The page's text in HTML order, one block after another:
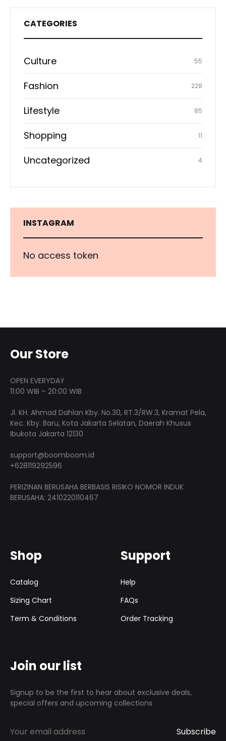
CATEGORIES
Culture 55
Fashion 228
Lifestyle 85
Shopping 11
Uncategorized 4
INSTAGRAM
No access token
Our Store
OPEN EVERYDAY
11:00 WIB – 20:00 WIB
Jl. KH. Ahmad Dahlan Kby. No.30, RT.3/RW.3, Kramat Pela,
Kec. Kby. Baru, Kota Jakarta Selatan, Daerah Khusus
Ibukota Jakarta 12130
support@boomboom.id
+628119292596
PERIZINAN BERUSAHA BERBASIS RISIKO NOMOR INDUK
BERUSAHA: 2410220110467
Shop
Catalog
Sizing Chart
Term & Conditions
Support
Help
FAQs
Order Tracking
Join our list
Signup to be the first to hear about exclusive deals,
special offers and upcoming collections